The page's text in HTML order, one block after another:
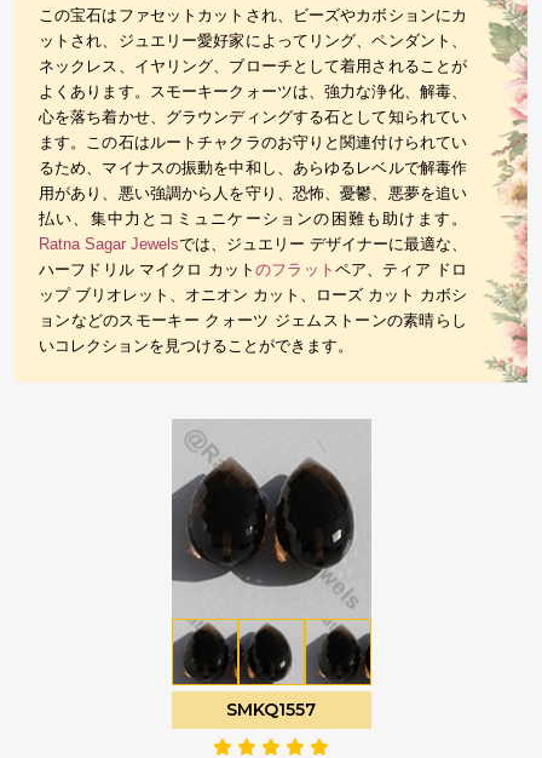
この宝石はファセットカットされ、ビーズやカボションにカ
ットされ、ジュエリー愛好家によってリング、ペンダント、
ネックレス、イヤリング、ブローチとして着用されることが
よくあります。スモーキークォーツは、強力な浄化、解毒、
心を落ち着かせ、グラウンディングする石として知られてい
ます。この石はルートチャクラのお守りと関連付けられてい
るため、マイナスの振動を中和し、あらゆるレベルで解毒作
用があり、悪い強調から人を守り、恐怖、憂鬱、悪夢を追い
払い、集中力とコミュニケーションの困難も助けます。
Ratna Sagar Jewelsでは、ジュエリー デザイナーに最適な、
ハーフドリル マイクロ カットのフラット ペア、ティア ドロ
ップ ブリオレット、オニオン カット、ローズ カット カボシ
ョンなどのスモーキー クォーツ ジェムストーンの素晴らし
いコレクションを見つけることができます。
SMKQ1557